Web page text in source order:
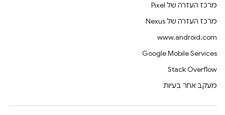
מרכז העזרה של Pixel
מרכז העזרה של Nexus
www.android.com
Google Mobile Services
Stack Overflow
מעקב אחר בעיות